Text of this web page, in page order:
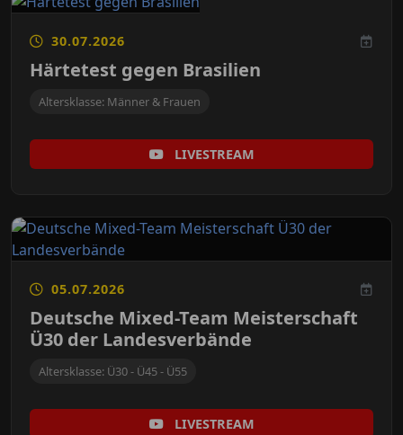
30.07.2026
Härtetest gegen Brasilien
Altersklasse: Männer & Frauen
LIVESTREAM
05.07.2026
Deutsche Mixed-Team Meisterschaft
Ü30 der Landesverbände
Altersklasse: Ü30 - Ü45 - Ü55
LIVESTREAM